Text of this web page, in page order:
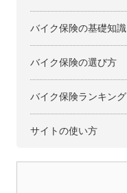
バイク保険の基礎知識
バイク保険の選び方
バイク保険ランキング
サイトの使い方